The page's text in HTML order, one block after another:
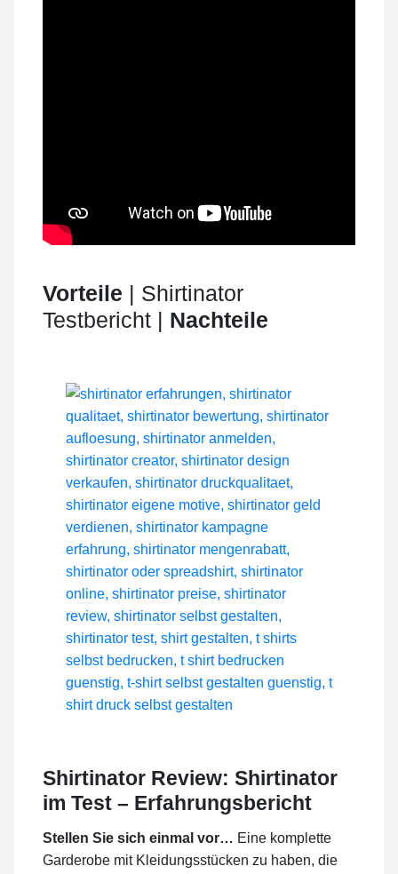
Vorteile | Shirtinator
Testbericht | Nachteile
Shirtinator Review: Shirtinator
im Test – Erfahrungsbericht
Stellen Sie sich einmal vor… Eine komplette
Garderobe mit Kleidungsstücken zu haben, die